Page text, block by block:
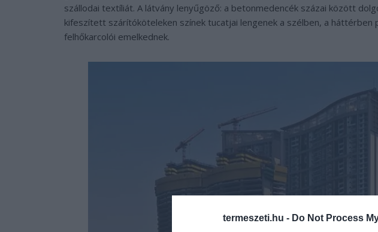
termeszeti.hu - Do Not Process
szállodai textíliát. A látvány lenyűgöző: a betonmedencék százai között
kifeszített szárítóköteleken színek tucatjai lengenek a szélben, a háttérben
felhőkarcolói emelkednek.